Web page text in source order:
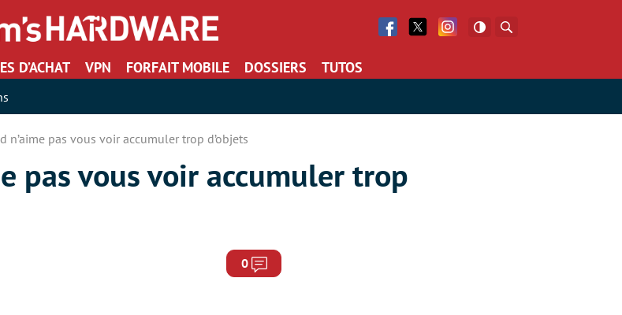
Facebook
Twitter Facebook
D’ACHAT VPN FORFAIT MOBILE DOSSIERS TUTOS
n’aime pas vous voir accumuler trop d’objets
pas vous voir accumuler trop
0 Commentaires